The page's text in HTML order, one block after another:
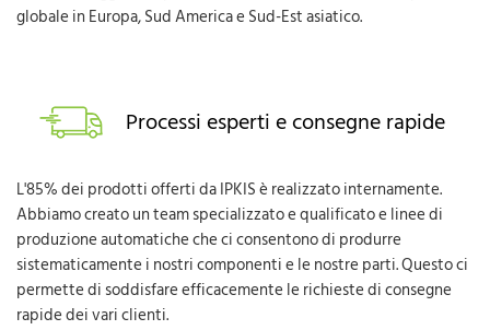
globale in Europa, Sud America e Sud-Est asiatico.
Processi esperti e consegne rapide
L'85% dei prodotti offerti da IPKIS è realizzato internamente.
Abbiamo creato un team specializzato e qualificato e linee di
produzione automatiche che ci consentono di produrre
sistematicamente i nostri componenti e le nostre parti. Questo ci
permette di soddisfare efficacemente le richieste di consegne
rapide dei vari clienti.